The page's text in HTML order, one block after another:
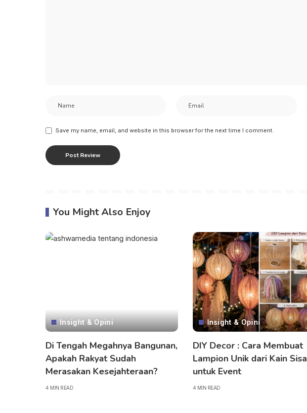
Save my name, email, and website in this browser for the next time I comment.
You Might Also Enjoy
Insight & Opini
Di Tengah Megahnya Bangunan,
Apakah Rakyat Sudah
Merasakan Kesejahteraan?
4 MIN READ
Insight & Opini
DIY Decor : Cara Membuat
Lampion Unik dari Kain Sisa
untuk Event
4 MIN READ